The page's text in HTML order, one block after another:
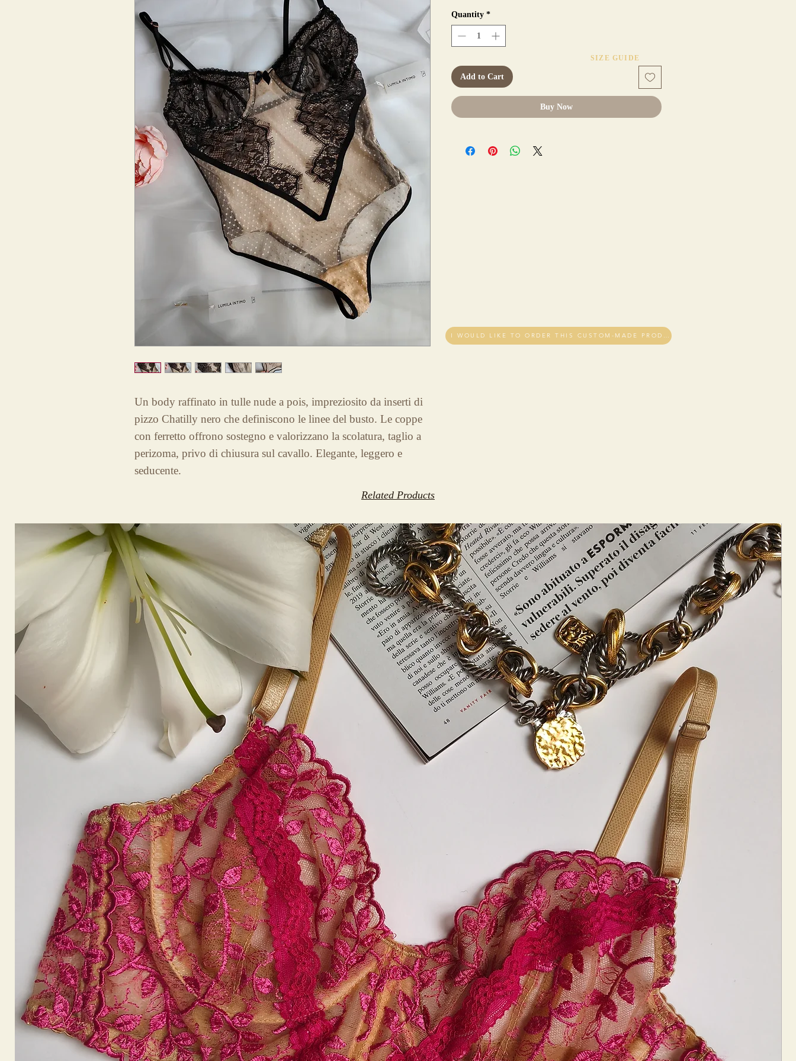
Un body raffinato in tulle nude a pois, impreziosito da inserti di
pizzo Chatilly nero che definiscono le linee del busto. Le coppe
con ferretto offrono sostegno e valorizzano la scolatura, taglio a
perizoma, privo di chiusura sul cavallo. Elegante, leggero e
seducente.
Quantity *
Add to Cart
Buy Now
SIZE GUIDE
Related Products
I WOULD LIKE TO ORDER THIS CUSTOM-MADE PRODUCT